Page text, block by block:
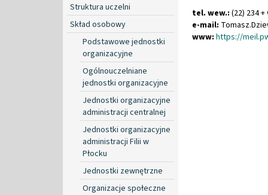
Struktura uczelni
Skład osobowy
Podstawowe jednostki
organizacyjne
Ogólnouczelniane
jednostki organizacyjne
Jednostki organizacyjne
administracji centralnej
Jednostki organizacyjne
administracji Filii w
Płocku
Jednostki zewnętrzne
Organizacje społeczne
tel. wew.: (22) 234
e-mail: Tomasz.
www: https://